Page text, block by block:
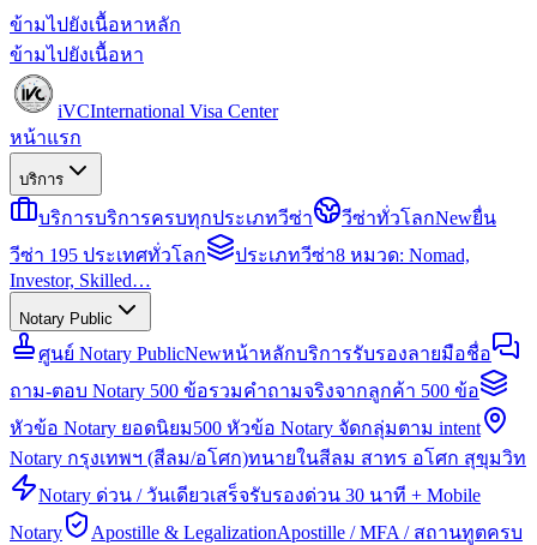
ข้ามไปยังเนื้อหาหลัก
ข้ามไปยังเนื้อหา
iVCInternational Visa Center
หน้าแรก
บริการ
บริการบริการครบทุกประเภทวีซ่า วีซ่าทั่วโลกNewยื่น
วีซ่า 195 ประเทศทั่วโลก
ประเภทวีซ่า8 หมวด: Nomad,
Investor, Skilled…
Notary Public
ศูนย์ Notary PublicNewหน้าหลักบริการรับรองลายมือชื่อ
ถาม-ตอบ Notary 500 ข้อรวมคำถามจริงจากลูกค้า 500 ข้อ
หัวข้อ Notary ยอดนิยม500 หัวข้อ Notary จัดกลุ่มตาม intent
Notary กรุงเทพฯ (สีลม/อโศก)ทนายในสีลม สาทร อโศก สุขุมวิท
Notary ด่วน / วันเดียวเสร็จรับรองด่วน 30 นาที + Mobile
Notary
Apostille & LegalizationApostille / MFA / สถานทูตครบ